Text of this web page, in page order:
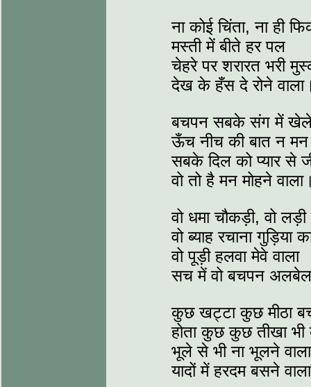
ना कोई चिंता, ना ही
मस्ती में बीते हर पल
चेहरे पर शरारत भरी
देख के हँस दे रोने
बचपन सबके संग में
ऊँच नीच की बात न
सबके दिल को प्यार से
वो तो है मन मोहने
वो धमा चौकड़ी, वो
वो ब्याह रचाना
वो पूड़ी हलवा मेवे वाला
सच में वो बचपन
कुछ खट्टा कुछ मीठा
होता कुछ कुछ तीखा
भूले से भी ना भूलने वाला
यादों में हरदम बसने